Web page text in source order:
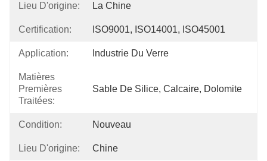
Lieu D'origine: La Chine
Certification: ISO9001, ISO14001, ISO45001
Application: Industrie Du Verre
Matières
Premières
Traitées:
Sable De Silice, Calcaire, Dolomite
Condition: Nouveau
Lieu D'origine: Chine